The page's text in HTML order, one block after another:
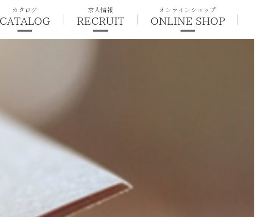
カタログ
CATALOG
求人情報
RECRUIT
オンラインショップ
ONLINE SHOP